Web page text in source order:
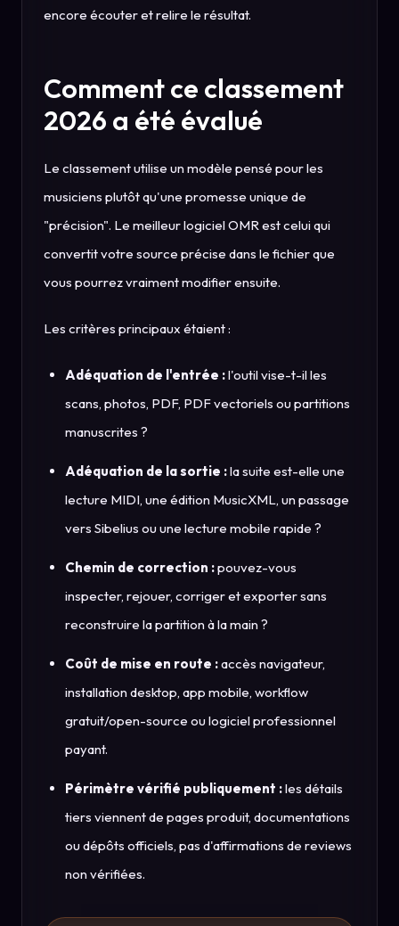
encore écouter et relire le résultat.
Comment ce classement
2026 a été évalué
Le classement utilise un modèle pensé pour les
musiciens plutôt qu'une promesse unique de
"précision". Le meilleur logiciel OMR est celui qui
convertit votre source précise dans le fichier que
vous pourrez vraiment modifier ensuite.
Les critères principaux étaient :
Adéquation de l'entrée :l'outil vise-t-il les
scans, photos, PDF, PDF vectoriels ou partitions
manuscrites ?
Adéquation de la sortie :la suite est-elle une
lecture MIDI, une édition MusicXML, un passage
vers Sibelius ou une lecture mobile rapide ?
Chemin de correction :pouvez-vous
inspecter, rejouer, corriger et exporter sans
reconstruire la partition à la main ?
Coût de mise en route :accès navigateur,
installation desktop, app mobile, workflow
gratuit/open-source ou logiciel professionnel
payant.
Périmètre vérifié publiquement :les détails
tiers viennent de pages produit, documentations
ou dépôts officiels, pas d'affirmations de reviews
non vérifiées.